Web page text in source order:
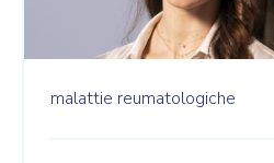
malattie reumatologiche